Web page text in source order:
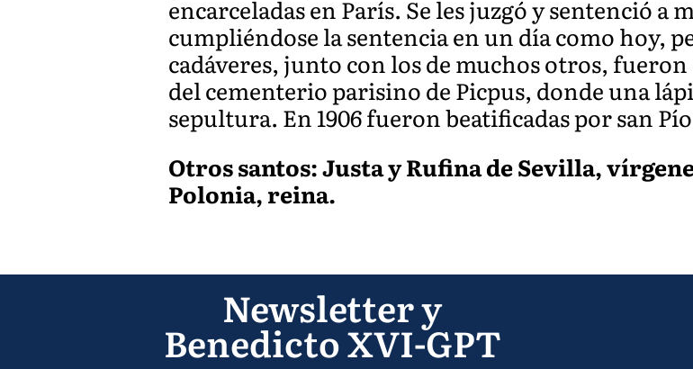
encarceladas en París. Se les juzgó y sentenció
cumpliéndose la sentencia en un día como hoy,
cadáveres, junto con los de muchos otros,
del cementerio parisino de Picpus, donde una
sepultura. En 1906 fueron beatificadas por san Pío
Otros santos: Justa y Rufina de Sevilla,
Polonia, reina.
Newsletter y
Benedicto XVI-GPT